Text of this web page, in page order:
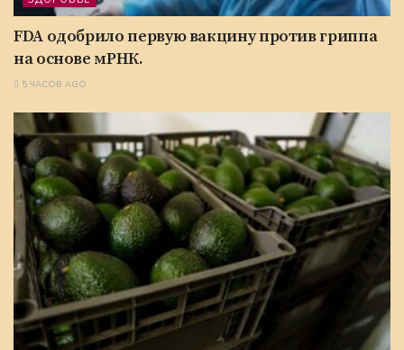
FDA одобрило первую вакцину против гриппа
на основе мРНК.
5 ЧАСОВ AGO